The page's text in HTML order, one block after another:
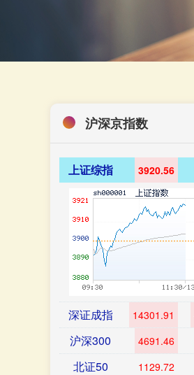
沪深京指数
上证综指 3920.56
深证成指 14301.91
沪深300 4691.46
北证50 1129.72